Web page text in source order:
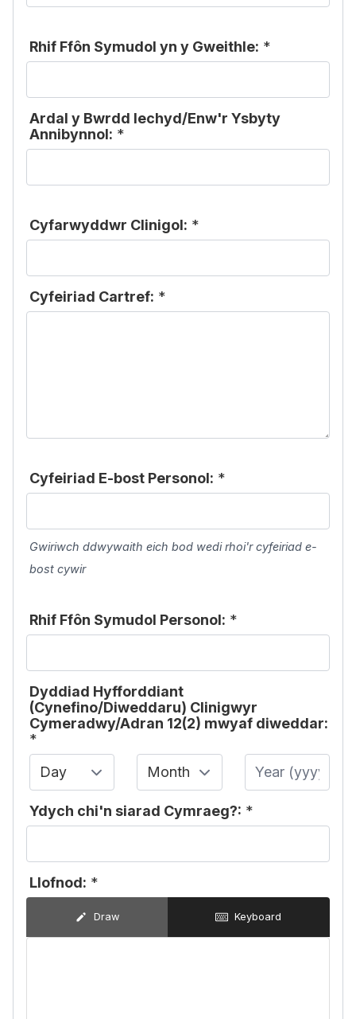
Rhif Ffôn Symudol yn y Gweithle: *
Ardal y Bwrdd Iechyd/Enw'r Ysbyty
Annibynnol: *
Cyfarwyddwr Clinigol: *
Cyfeiriad Cartref: *
Cyfeiriad E-bost Personol: *
Gwiriwch ddwywaith eich bod wedi rhoi'r cyfeiriad e-
bost cywir
Rhif Ffôn Symudol Personol: *
Dyddiad Hyfforddiant
(Cynefino/Diweddaru) Clinigwyr
Cymeradwy/Adran 12(2) mwyaf diweddar:
*
Day
Month Year
Ydych chi'n siarad Cymraeg?: *
Llofnod: *
Draw Keyboard